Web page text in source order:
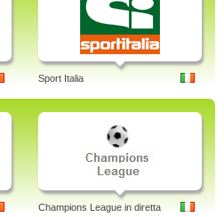
Sport Italia
Champions League in diretta